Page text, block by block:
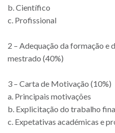
b. Científico
c. Profissional
2 – Adequação da formação e
mestrado (40%)
3 – Carta de Motivação (10%)
a. Principais motivações
b. Explicitação do trabalho
c. Expetativas académicas e